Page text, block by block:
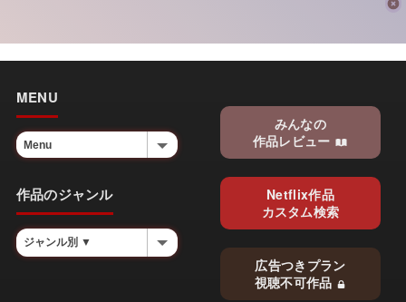
MENU
作品のジャンル
みんなの
作品レビュー
Netflix作品
カスタム検索
広告つきプラン
視聴不可作品